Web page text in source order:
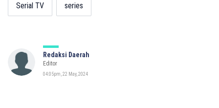
Serial TV series
Redaksi Daerah
Editor
04:05pm, 22 May, 2024